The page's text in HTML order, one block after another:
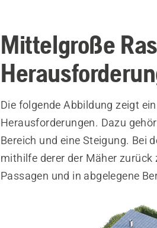
Mittelgroße
Die folgende Abbildung zeigt
Herausforderungen. Dazu
Bereich und eine Steigung. Bei
mithilfe derer der Mäher
Passagen und in abgelegene